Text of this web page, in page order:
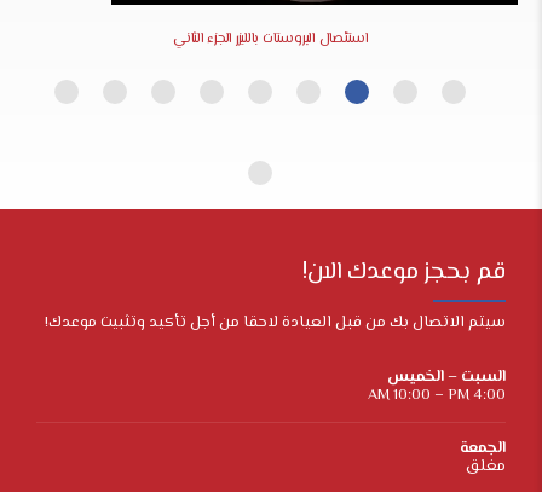
استئصال البروستات بالليزر الجزء الثاني
قم بحجز موعدك الان!
سيتم الاتصال بك من قبل العيادة لاحقا من أجل تأكيد وتثبيت موعدك!
السبت – الخميس
4:00 AM 10:00 – PM
الجمعة
مغلق